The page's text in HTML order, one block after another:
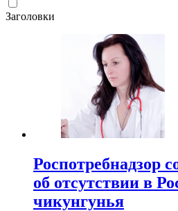
Заголовки
Роспотребнадзор
об отсутствии в
чикунгунья